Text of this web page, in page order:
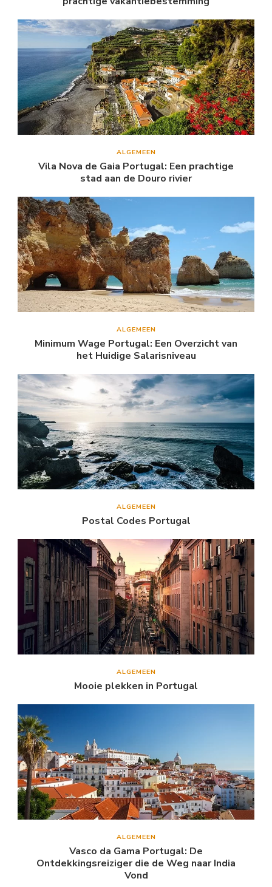
ALGEMEEN
Vila Nova de Gaia Portugal: Een prachtige
stad aan de Douro rivier
ALGEMEEN
Minimum Wage Portugal: Een Overzicht van
het Huidige Salarisniveau
ALGEMEEN
Postal Codes Portugal
ALGEMEEN
Mooie plekken in Portugal
ALGEMEEN
Vasco da Gama Portugal: De
Ontdekkingsreiziger die de Weg naar India
Vond